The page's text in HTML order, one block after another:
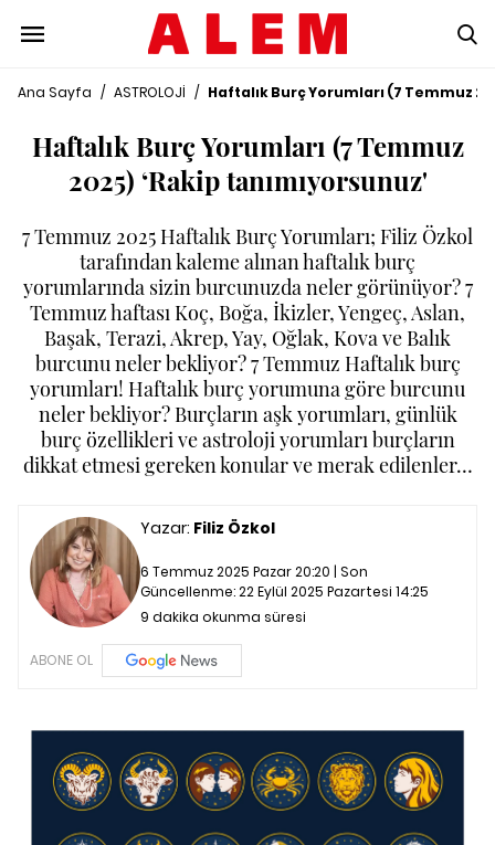
Ana Sayfa / ASTROLOJİ / Haftalık Burç Yorumları (7 Temmuz
Haftalık Burç Yorumları (7 Temmuz
2025) ‘Rakip tanımıyorsunuz'
7 Temmuz 2025 Haftalık Burç Yorumları; Filiz Özkol
tarafından kaleme alınan haftalık burç
yorumlarında sizin burcunuzda neler görünüyor? 7
Temmuz haftası Koç, Boğa, İkizler, Yengeç, Aslan,
Başak, Terazi, Akrep, Yay, Oğlak, Kova ve Balık
burcunu neler bekliyor? 7 Temmuz Haftalık burç
yorumları! Haftalık burç yorumuna göre burcunu
neler bekliyor? Burçların aşk yorumları, günlük
burç özellikleri ve astroloji yorumları burçların
dikkat etmesi gereken konular ve merak edilenler…
Yazar: Filiz Özkol
6 Temmuz 2025 Pazar 20:20 | Son
Güncellenme:22 Eylül 2025 Pazartesi 14:25
9 dakika okunma süresi
ABONE OL